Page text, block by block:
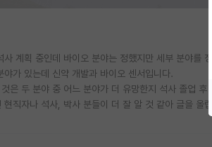
사 계획 중인데 바이오 분야는 정했지만 세부 분야를 정
야가 있는데 신약 개발과 바이오 센서입니다.
은 두 분야 중 어느 분야가 더 유망한지 석사 졸업 후
현직자나 석사, 박사 분들이 더 잘 알 것 같아 글을 올